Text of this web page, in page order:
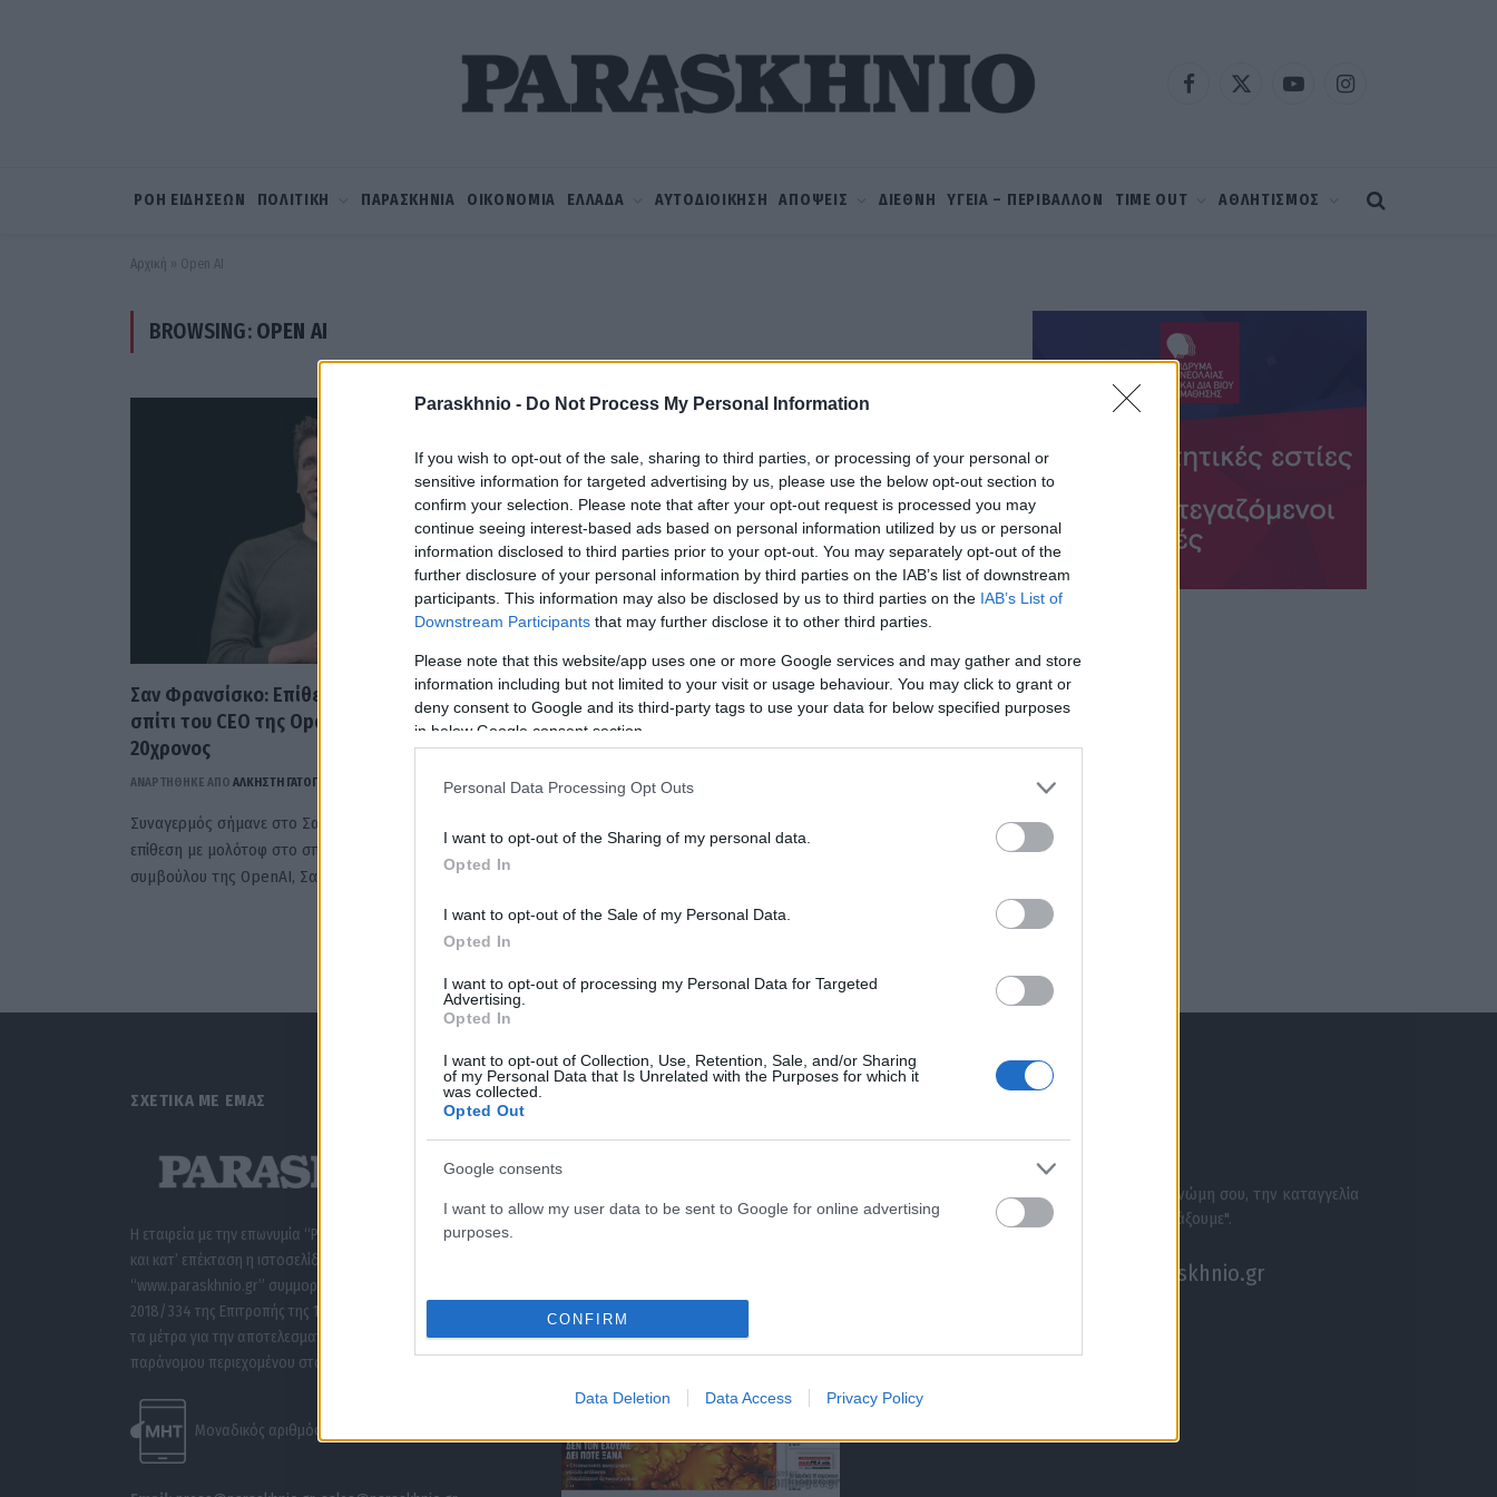
Paraskhnio - Do Not Process My Personal Information
If you wish to opt-out of the sale, sharing to third parties, or processing of your personal or
sensitive information for targeted advertising by us, please use the below opt-out section to
confirm your selection. Please note that after your opt-out request is processed you may
continue seeing interest-based ads based on personal information utilized by us or personal
information disclosed to third parties prior to your opt-out. You may separately opt-out of the
further disclosure of your personal information by third parties on the IAB’s list of downstream
participants. This information may also be disclosed by us to third parties on the IAB’s List of
Downstream Participants that may further disclose it to other third parties.
Please note that this website/app uses one or more Google services and may gather and store
information including but not limited to your visit or usage behaviour. You may click to grant or
deny consent to Google and its third-party tags to use your data for below specified purposes
in below Google consent section.
Personal Data Processing Opt Outs
I want to opt-out of the Sharing of my personal data.
Opted In
I want to opt-out of the Sale of my Personal Data.
Opted In
I want to opt-out of processing my Personal Data for Targeted
Advertising.
Opted In
I want to opt-out of Collection, Use, Retention, Sale, and/or Sharing
of my Personal Data that Is Unrelated with the Purposes for which it
was collected.
Opted Out
Google consents
I want to allow my user data to be sent to Google for online advertising
purposes.
CONFIRM
Data Deletion Data Access Privacy Policy
Facebook
X
YouTubeInstagram
ΡΟΗ ΕΙΔΗΣΕΩΝ ΠΟΛΙΤΙΚΗ ΠΑΡΑΣΚΗΝΙΑ ΟΙΚΟΝΟΜΙΑ ΕΛΛΑΔΑ ΑΥΤΟΔΙΟΙΚΗΣΗ ΑΠΟΨΕΙΣ ΔΙΕΘΝΗ ΥΓΕΙΑ – ΠΕΡΙΒΑΛΛΟΝ TIME OUT ΑΘΛΗΤΙΣΜΟΣ
Αρχική » Open AI
BROWSING: OPEN AI
Σαν Φρανσίσκο: Επίθεση με μολότοφ στο
σπίτι του CEO της Open AI – Συνελήφθη
20χρονος
ΑΝΑΡΤΗΘΗΚΕ ΑΠΟ ΆΛΚΗΣΤΗ ΓΑΤΟΠΟΎΛΟΥ 10 ΑΠΡΙΛΊΟΥ 2026
Συναγερμός σήμανε στο Σαν Φρανσίσκο μετά από
επίθεση με μολότοφ στο σπίτι του διευθύνοντος
συμβούλου της OpenAI, Σαμ Άλτμαν, με…
ΣΧΕΤΙΚΑ ΜΕ ΕΜΑΣ
Η εταιρεία με την επωνυμία “POLITICAL MEDIA GROUP A.E.”
και κατ’ επέκταση η ιστοσελίδα που κατέχει αυτή
“www.paraskhnio.gr” συμμορφώνονται με τη Σύσταση (ΕΕ)
2018/334 της Επιτροπής της 1ης Μαρτίου 2018 σχετικά με
τα μέτρα για την αποτελεσματική αντιμετώπιση του
παράνομου περιεχομένου στο διαδίκτυο (L 63).
Μοναδικός αριθμός Μ.Η.Τ. 262047
Στείλε την άποψή σου, τη γνώμη σου, την καταγγελία
σου, ή αν θέλεις κάτι να "ψάξουμε".
akouseme@paraskhnio.gr